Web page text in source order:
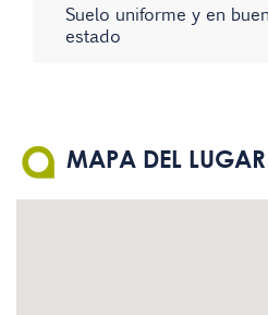
Suelo uniforme y en buen
estado
MAPA DEL LUGAR